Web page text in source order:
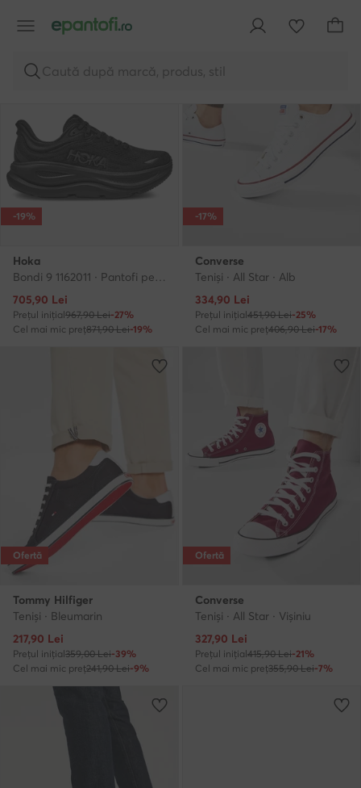
Caută după marcă, produs, stil
-19%
Hoka
Bondi 9 1162011 · Pantofi pentru alergare
Prețul actual
705,90 Lei
Prețul inițial967,90 Lei-27%
Cel mai mic preț871,90 Lei-19%
-17%
Converse
Teniși · All Star · Alb
Prețul actual
334,90 Lei
Prețul inițial451,90 Lei-25%
Cel mai mic preț406,90 Lei-17%
Ofertă
Tommy Hilfiger
Teniși · Bleumarin
Prețul actual
217,90 Lei
Prețul inițial359,00 Lei-39%
Cel mai mic preț241,90 Lei-9%
Ofertă
Converse
Teniși · All Star · Vișiniu
Prețul actual
327,90 Lei
Prețul inițial415,90 Lei-21%
Cel mai mic preț355,90 Lei-7%